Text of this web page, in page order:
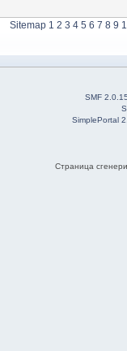
Sitemap 1 2 3 4 5 6 7 8 9
SMF
SimplePortal
Страница